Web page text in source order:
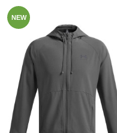
NEW